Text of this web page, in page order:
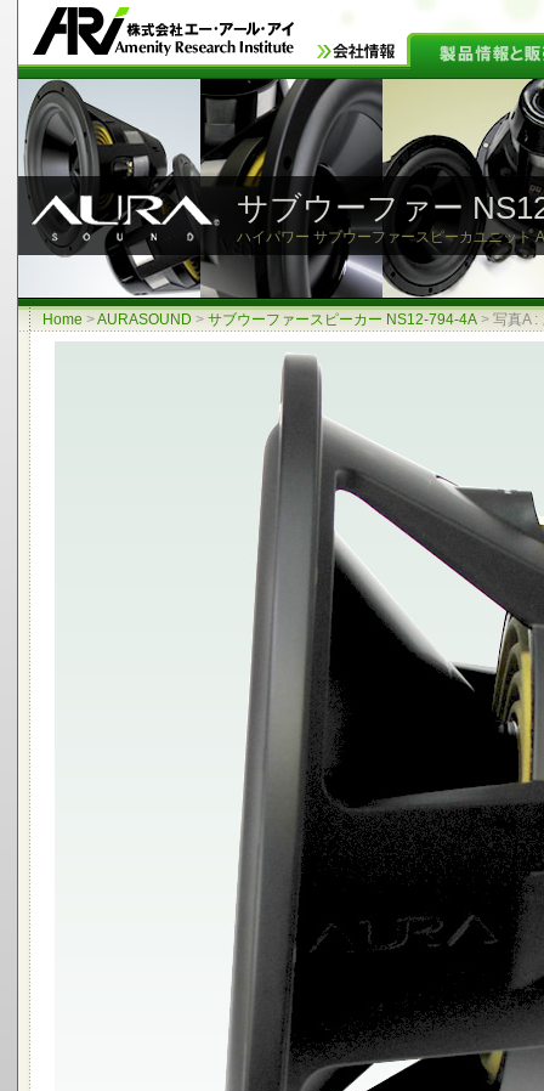
サブウーファー
ハイパワー サブウーファースピーカユニット
Home >AURASOUND > サブウーファースピーカー NS12-794-4A > 写真A :